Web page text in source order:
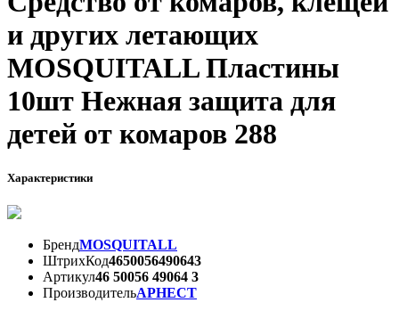
и других летающих
MOSQUITALL Пластины
10шт Нежная защита для
детей от комаров 288
Характеристики
БрендMOSQUITALL
ШтрихКод4650056490643
Артикул46 50056 49064 3
ПроизводительАРНЕСТ